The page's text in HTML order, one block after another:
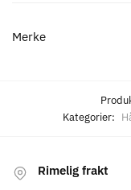
Merke
Kategorier:
Rimelig frakt